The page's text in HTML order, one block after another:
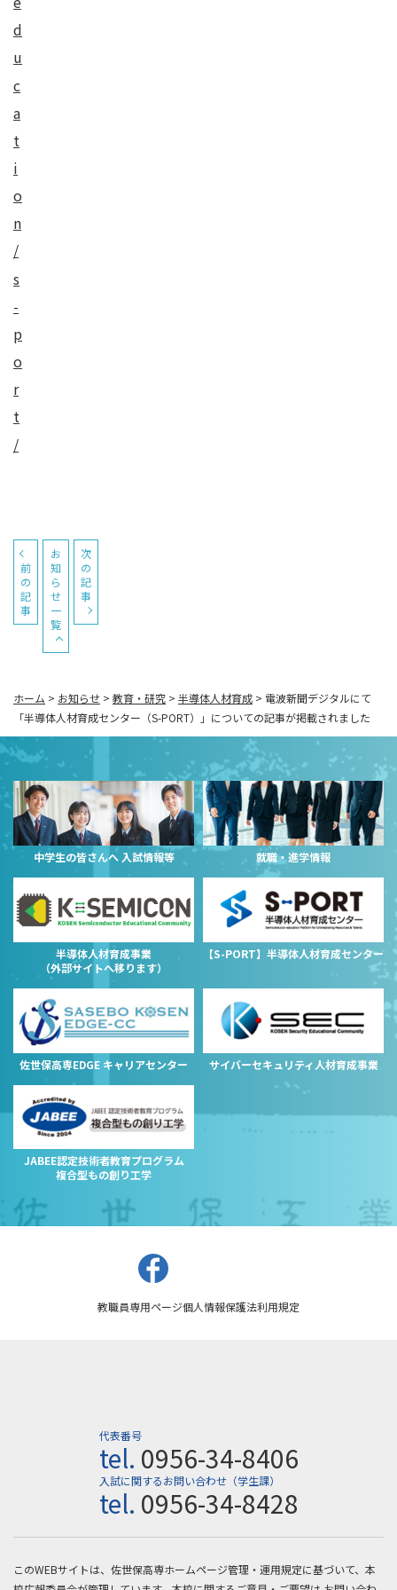
d
u
c
a
t
i
o
n
/
s
-
p
o
r
t
/
前
の
記
事
お
知
ら
せ
一
覧
次
の
記
事
ホーム > お知らせ > 教育・研究 > 半導体人材育成 > 電波新聞デジタルにて
「半導体人材育成センター（S-PORT）」についての記事が掲載されました
中学生の皆さんへ 入試情報等 就職・進学情報
半導体人材育成事業
（外部サイトへ移ります）
【S-PORT】半導体人材育成センター
佐世保高専EDGE キャリアセンター サイバーセキュリティ人材育成事業
JABEE認定技術者教育プログラム
複合型もの創り工学
教職員専用ページ個人情報保護法利用規定
代表番号
tel. 0956-34-8406
入試に関するお問い合わせ（学生課）
tel. 0956-34-8428
このWEBサイトは、佐世保高専ホームページ管理・運用規定に基づいて、本